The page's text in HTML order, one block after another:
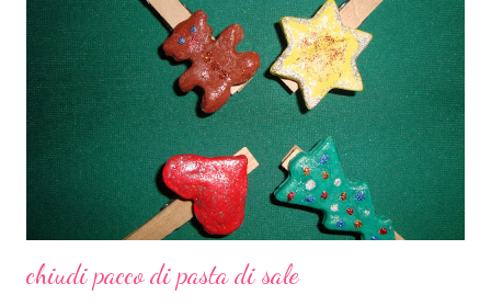
chiudi pacco di pasta di sale